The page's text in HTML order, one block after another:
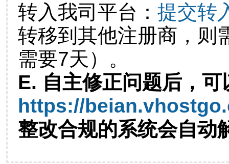
转入我司平台： 提交转
转移到其他注册商，则
需要7天）。
E. 自主修正问题后，可
https://
整改合规的系统会自动